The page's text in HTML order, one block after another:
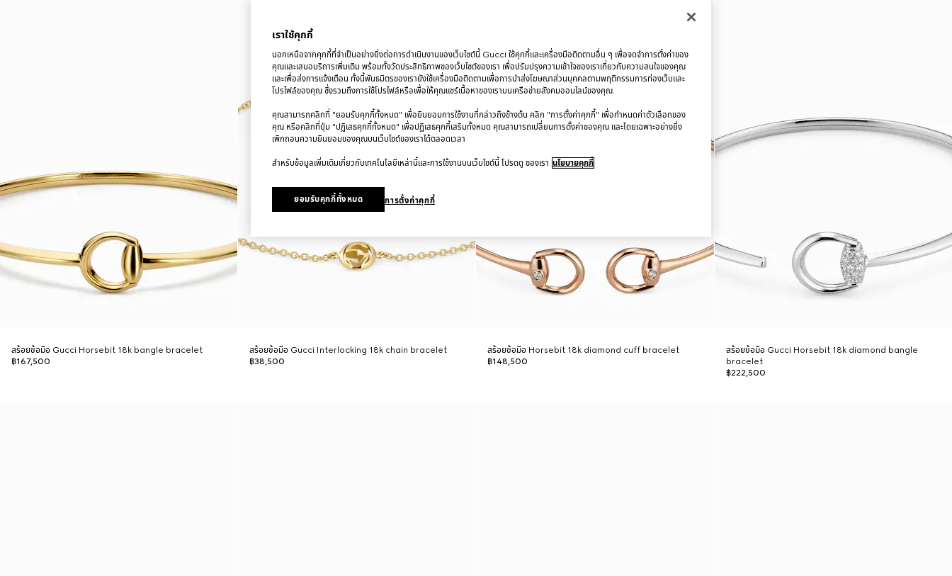
สร้อยข้อมือ Gucci Horsebit 18k bangle bracelet
฿167,500
สร้อยข้อมือ Gucci Interlocking 18k chain bracelet
฿38,500
สร้อยข้อมือ Horsebit 18k diamond cuff bracelet
฿148,500
สร้อยข้อมือ Gucci Horsebit 18k diamond bangle
bracelet
฿222,500
เราใช้คุกกี้
นอกเหนือจากคุกกี้ที่จำเป็นอย่างยิ่งต่อการดำเนินงานของเว็บไซต์นี้ Gucci ใช้คุกกี้และเครื่องมือติดตามอื่น ๆ เพื่อจดจำการตั้งค่าของ
คุณและเสนอบริการเพิ่มเติม พร้อมทั้งวัดประสิทธิภาพของเว็บไซต์ของเรา เพื่อปรับปรุงความเข้าใจของเราเกี่ยวกับความสนใจของคุณ
และเพื่อส่งการแจ้งเตือน ทั้งนี้พันธมิตรของเรายังใช้เครื่องมือติดตามเพื่อการนำส่งโฆษณาส่วนบุคคลตามพฤติกรรมการท่องเว็บและ
โปรไฟล์ของคุณ ซึ่งรวมถึงการใช้โปรไฟล์หรือเพื่อให้คุณแชร์เนื้อหาของเราบนเครือข่ายสังคมออนไลน์ของคุณ.
คุณสามารถคลิกที่ "ยอมรับคุกกี้ทั้งหมด" เพื่อยินยอมการใช้งานที่กล่าวถึงข้างต้น คลิก "การตั้งค่าคุกกี้" เพื่อกำหนดค่าตัวเลือกของ
คุณ หรือคลิกที่ปุ่ม "ปฏิเสธคุกกี้ทั้งหมด" เพื่อปฏิเสธคุกกี้เสริมทั้งหมด คุณสามารถเปลี่ยนการตั้งค่าของคุณ และโดยเฉพาะอย่างยิ่ง
เพิกถอนความยินยอมของคุณบนเว็บไซต์ของเราได้ตลอดเวลา
สำหรับข้อมูลเพิ่มเติมเกี่ยวกับเทคโนโลยีเหล่านี้และการใช้งานบนเว็บไซต์นี้ โปรดดู ของเรา นโยบายคุกกี้
การตั้งค่าคุกกี้
ยอมรับคุกกี้ทั้งหมด